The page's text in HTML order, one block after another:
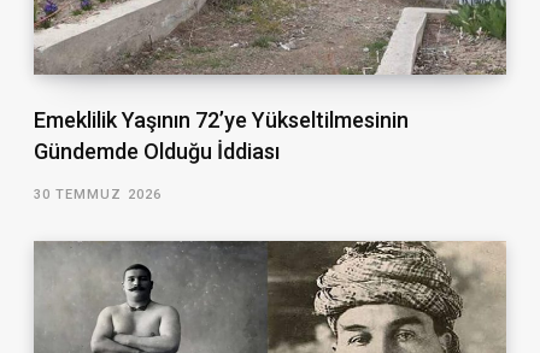
Emeklilik Yaşının 72’ye Yükseltilmesinin
Gündemde Olduğu İddiası
30 TEMMUZ 2026